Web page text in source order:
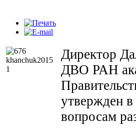
Директор
ДВО РАН
утвержден в
вопросам